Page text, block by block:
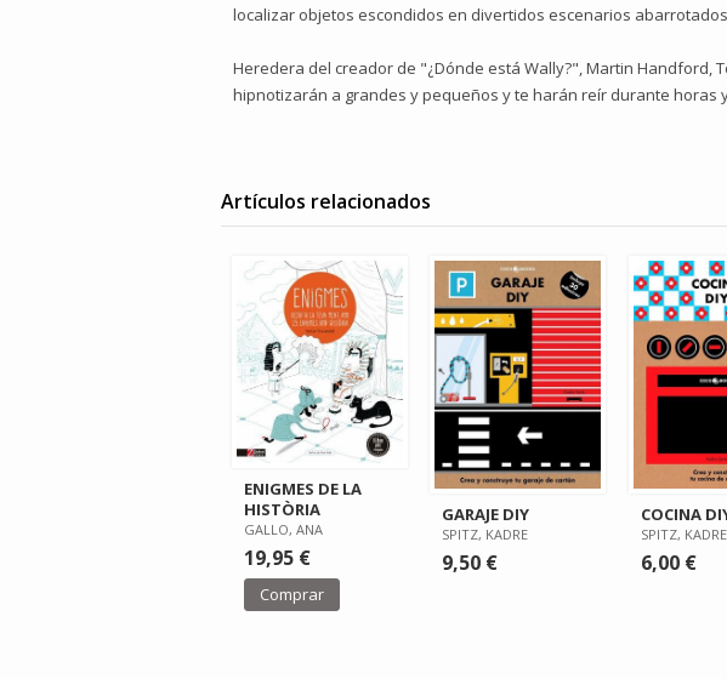
localizar objetos escondidos en divertidos escenarios
Heredera del creador de "¿Dónde está Wally?", Martin
hipnotizarán a grandes y pequeños y te harán reír durante horas
Artículos relacionados
ENIGMES DE LA
HISTÒRIA
GALLO, ANA
19,95 €
Comprar
GARAJE DIY
SPITZ, KADRE
9,50 €
COCINA
SPITZ, KADRE
6,00 €